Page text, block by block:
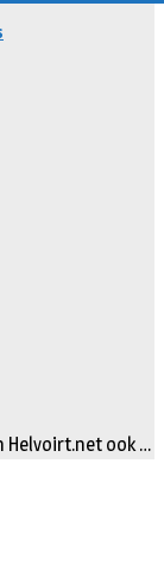
Helvoirt.net ook …